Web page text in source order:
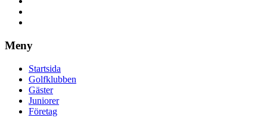
Meny
Startsida
Golfklubben
Gäster
Juniorer
Företag